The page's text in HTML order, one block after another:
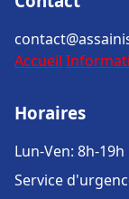
Accueil
Horaires
Lun-Ven: 8h-19h
Service